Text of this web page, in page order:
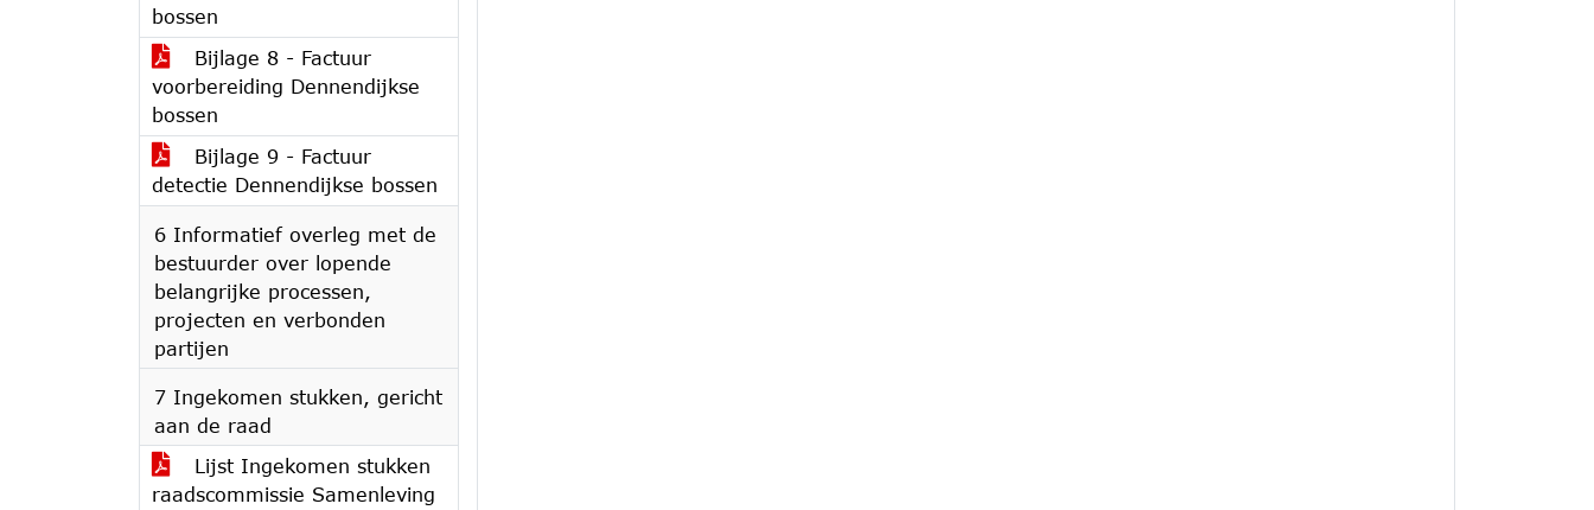
bossen
Bijlage 8 - Factuur
voorbereiding Dennendijkse
bossen
Bijlage 9 - Factuur
detectie Dennendijkse bossen
6 Informatief overleg met de
bestuurder over lopende
belangrijke processen,
projecten en verbonden
partijen
7 Ingekomen stukken, gericht
aan de raad
Lijst Ingekomen stukken
raadscommissie Samenleving